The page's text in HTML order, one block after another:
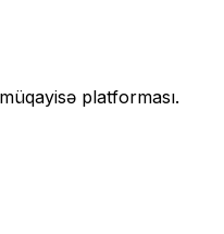
platforması.